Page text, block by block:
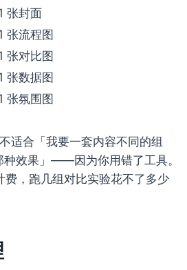
张封面
张流程图
张对比图
张数据图
张氛围图
适合「我要一套内容不同的组
种效果」——因为你用错了工具。
，跑几组对比实验花不了多少